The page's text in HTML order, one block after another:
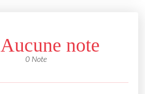
Aucune note
0 Note